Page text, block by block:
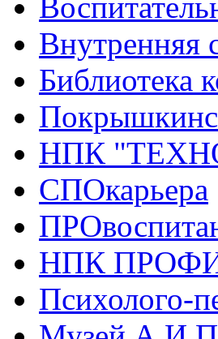
Внутренняя
Библиотека
НПК
СПОкарьера
НПК
Психолого-